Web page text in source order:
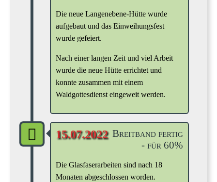
Die neue Langenebene-Hütte wurde
aufgebaut und das Einweihungsfest
wurde gefeiert.
Nach einer langen Zeit und viel Arbeit
wurde die neue Hütte errichtet und
konnte zusammen mit einem
Waldgottesdienst eingeweit werden.
15.07.2022 Breitband fertig
- für 60%
Die Glasfaserarbeiten sind nach 18
Monaten abgeschlossen worden.